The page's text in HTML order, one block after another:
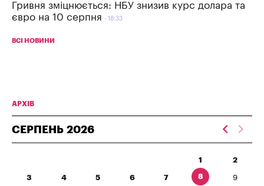
Гривня зміцнюється: НБУ знизив курс долара та
євро на 10 серпня
18:33
ВСІ НОВИНИ
АРХІВ
СЕРПЕНЬ 2026
1 2
3 4 5 6 7 8 9